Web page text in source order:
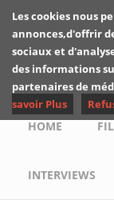
Skip to main content
Main
HOME
INTERVIEWS
Les cookies nous
annonces,d'offrir
sociaux et
des informations
partenaires de
savoir Plus